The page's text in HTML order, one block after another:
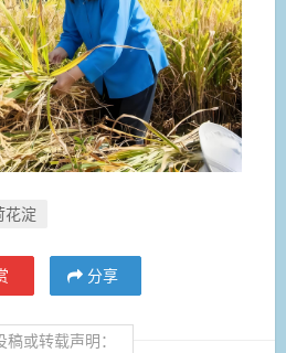
花淀
分享
稿或转载声明：